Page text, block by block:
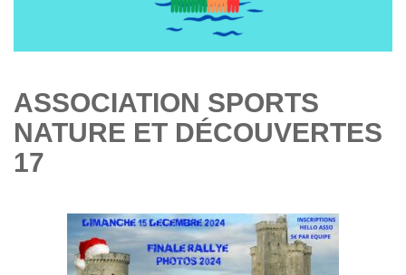
ASSOCIATION SPORTS
NATURE ET DÉCOUVERTES
17